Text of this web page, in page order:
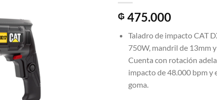
₲ 475.000
Taladro de impacto CAT
750W, mandril de 13mm
Cuenta con rotación
impacto de 48.000 bpm y
goma.